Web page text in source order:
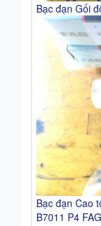
Bạc đạn Gối
Bạc đạn Cao
B7011 P4 FAG